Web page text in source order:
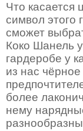
Что касается
символ этого
сможет
Коко Шанель
гардеробе у
из нас
более
нему